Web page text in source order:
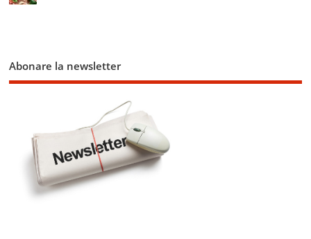
Abonare la newsletter